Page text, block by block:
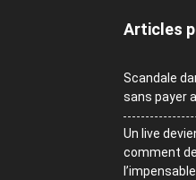
Articles
Scandale
sans payer
Un live
comment
l’impensable